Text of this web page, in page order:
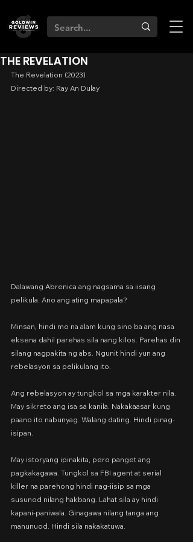
THE REVELATION
The Revelation (2023)
Directed by: Ray An Dulay
Dalawang Abrenica ang nagsama sa iisang
pelikula. Ano ang ating mapapala?
Minsan, hindi mo na alam kung sino ba ang nasa
eksena dahil parehas sila nang kilos. Parehas din
silang nagpakita ng abs. Ngunit hindi yun ang
rebelasyon sa pelikulang ito.
Ang rebelasyon ay tungkol sa mga karakter nila.
May sikreto ang isa sa kanila. Nakakaasar kung
paano ito nabunyag. Walang dating. Hindi pinag-
isipan.
May istoryang ipinakita, pero panget ang
pagkakagawa. Tungkol sa FBI agent at serial
killer na parehong hindi nag-iisip sa mga
susunod nilang hakbang. Lahat sila ay hindi
kapani-paniwala. Ginagawa nilang tanga ang
manunuod. Hindi sila nakakatuwa.